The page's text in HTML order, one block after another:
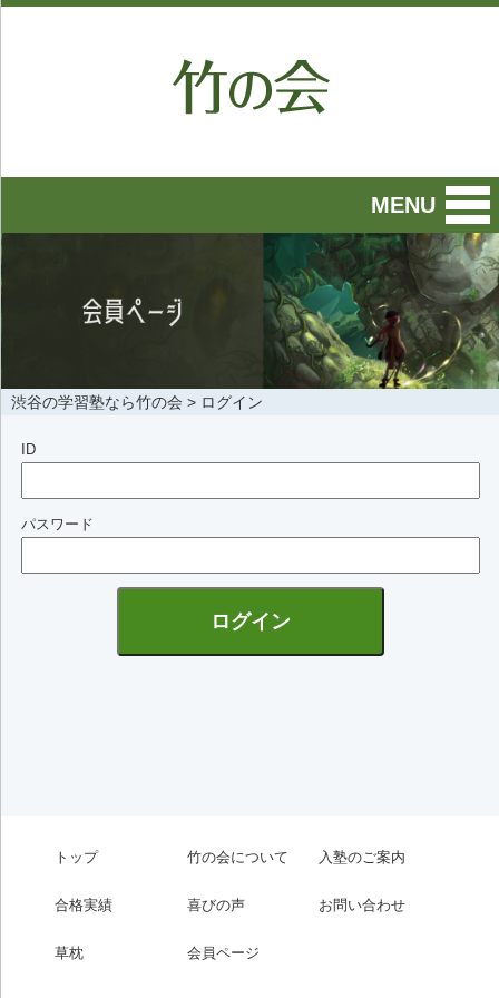
MENU
渋谷の学習塾なら竹の会 > ログイン
ID
パスワード
トップ 竹の会について 入塾のご案内
合格実績 喜びの声 お問い合わせ
草枕 会員ページ